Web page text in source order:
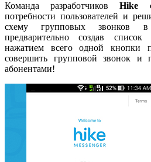
Команда разработчиковHike
потребности пользователей и
схему групповых звонков в
предварительно создав список
нажатием всего одной кнопки
совершить групповой звонок и
абонентами!